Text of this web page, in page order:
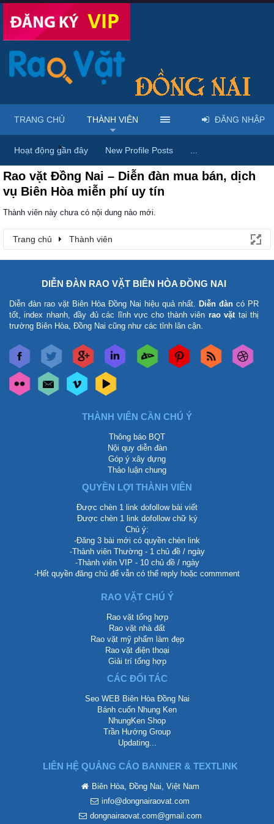
Trang chủ Thành viên
Rao vặt Đồng Nai – Diễn đàn mua bán, dịch
vụ Biên Hòa miễn phí uy tín
Thành viên này chưa có nội dung nào mới.
Trang chủ Thành viên
TRANG CHỦ THÀNH VIÊN
Hoạt động gần đây New Profile Posts
ĐĂNG NHẬP
DIỄN ĐÀN RAO VẶT BIÊN HÒA ĐỒNG NAI
Diễn đàn rao vặt Biên Hòa Đồng Nai hiệu quả nhất. Diễn đàn có PR
tốt, index nhanh, đầy đủ các lĩnh vực cho thành viên rao vặttại thị
trường Biên Hòa, Đồng Nai cũng như các tỉnh lân cận.
THÀNH VIÊN CẦN CHÚ Ý
Thông báo BQT
Nội quy diễn đàn
Góp ý xây dựng
Thảo luận chung
QUYỀN LỢI THÀNH VIÊN
Được chèn 1 link dofollow bài viết
Được chèn 1 link dofollow chữ ký
Chú ý:
-Đăng 3 bài mới có quyền chèn link
-Thành viên Thường - 1 chủ đề / ngày
-Thành viên VIP - 10 chủ đề / ngày
-Hết quyền đăng chủ để vẫn có thể reply hoặc commment
RAO VẶT CHÚ Ý
Rao vặt tổng hợp
Rao vặt nhà đất
Rao vặt mỹ phẩm làm đẹp
Rao vặt điện thoại
Giải trí tổng hợp
CÁC ĐỐI TÁC
Seo WEB Biên Hòa Đồng Nai
Bánh cuốn Nhung Ken
NhungKen Shop
Trần Hướng Group
Updating...
LIÊN HỆ QUẢNG CÁO BANNER & TEXTLINK
Biên Hòa, Đồng Nai, Việt Nam
info@dongnairaovat.com
dongnairaovat.com@gmail.com